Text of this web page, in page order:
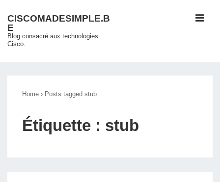
passer
au
contenu
CISCOMADESIMPLE.B
E
Blog consacré aux technologies
Cisco.
Home › Posts tagged stub
Étiquette : stub